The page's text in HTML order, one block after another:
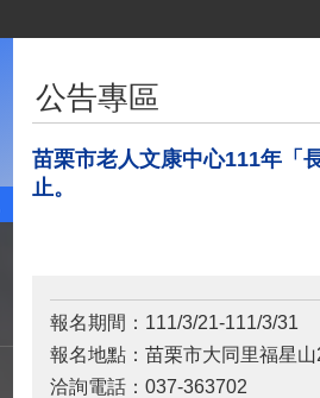
公告專區
苗栗市老人文康中心111年「
止。
報名期間：111/3/21-111/3/31
報名地點：苗栗市大同里福星
洽詢電話：037-363702